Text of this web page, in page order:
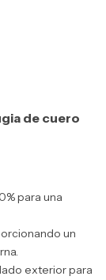
de cuero
para una
un
exterior para